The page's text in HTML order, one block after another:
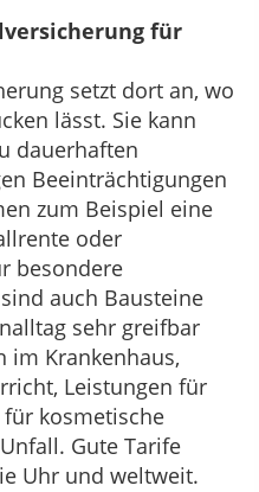
für
setzt dort an, wo
lässt. Sie kann
dauerhaften
Beeinträchtigungen
zum Beispiel eine
oder
besondere
auch Bausteine
sehr greifbar
im Krankenhaus,
Leistungen für
kosmetische
Gute Tarife
Uhr und weltweit.